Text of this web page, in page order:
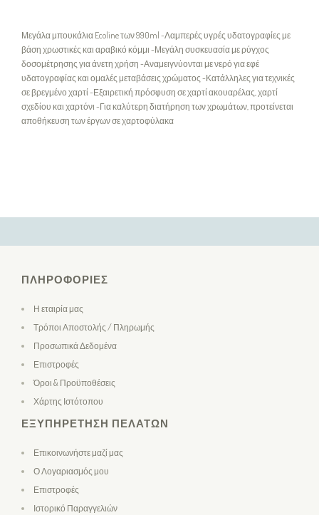
Μεγάλα μπουκάλια Ecoline των 990ml -Λαμπερές υγρές υδατογραφίες με
βάση χρωστικές και αραβικό κόμμι -Μεγάλη συσκευασία με ρύγχος
δοσομέτρησης για άνετη χρήση -Αναμειγνύονται με νερό για εφέ
υδατογραφίας και ομαλές μεταβάσεις χρώματος -Κατάλληλες για τεχνικές
σε βρεγμένο χαρτί -Εξαιρετική πρόσφυση σε χαρτί ακουαρέλας, χαρτί
σχεδίου και χαρτόνι -Για καλύτερη διατήρηση των χρωμάτων, προτείνεται
αποθήκευση των έργων σε χαρτοφύλακα
ΠΛΗΡΟΦΟΡΊΕΣ
Η εταιρία μας
Τρόποι Αποστολής / Πληρωμής
Προσωπικά Δεδομένα
Επιστροφές
Όροι & Προϋποθέσεις
Χάρτης Ιστότοπου
ΕΞΥΠΗΡΈΤΗΣΗ ΠΕΛΑΤΏΝ
Επικοινωνήστε μαζί μας
Ο Λογαριασμός μου
Επιστροφές
Ιστορικό Παραγγελιών